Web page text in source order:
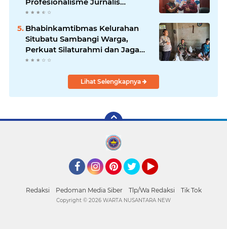
Nasional
Bhabinkamtibmas Kelurahan
Situbatu Sambangi Warga,
Perkuat Silaturahmi dan Jaga
Kondusivitas Wilayah
Lihat Selengkapnya
Redaksi Pedoman Media Siber Tlp/Wa Redaksi Tik Tok
Copyright © 2026 WARTA NUSANTARA NEW